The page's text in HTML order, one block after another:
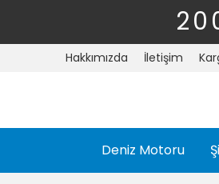
Hakkımızda İletişim
Deniz Motoru